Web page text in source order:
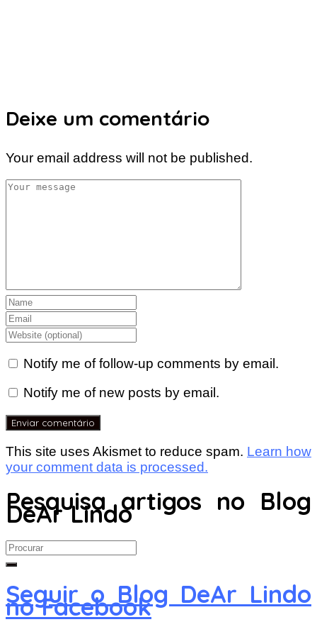
Deixe um comentário
Your email address will not be published.
Notify me of follow-up comments by email.
Notify me of new posts by email.
This site uses Akismet to reduce spam. Learn how
your comment data is processed.
Pesquisa artigos no Blog
DeAr Lindo
Search
for:
Seguir o Blog DeAr Lindo
no Facebook